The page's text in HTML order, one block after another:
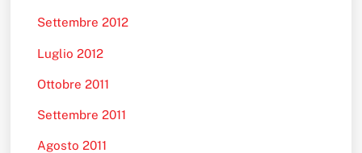
Settembre 2012
Luglio 2012
Ottobre 2011
Settembre 2011
Agosto 2011